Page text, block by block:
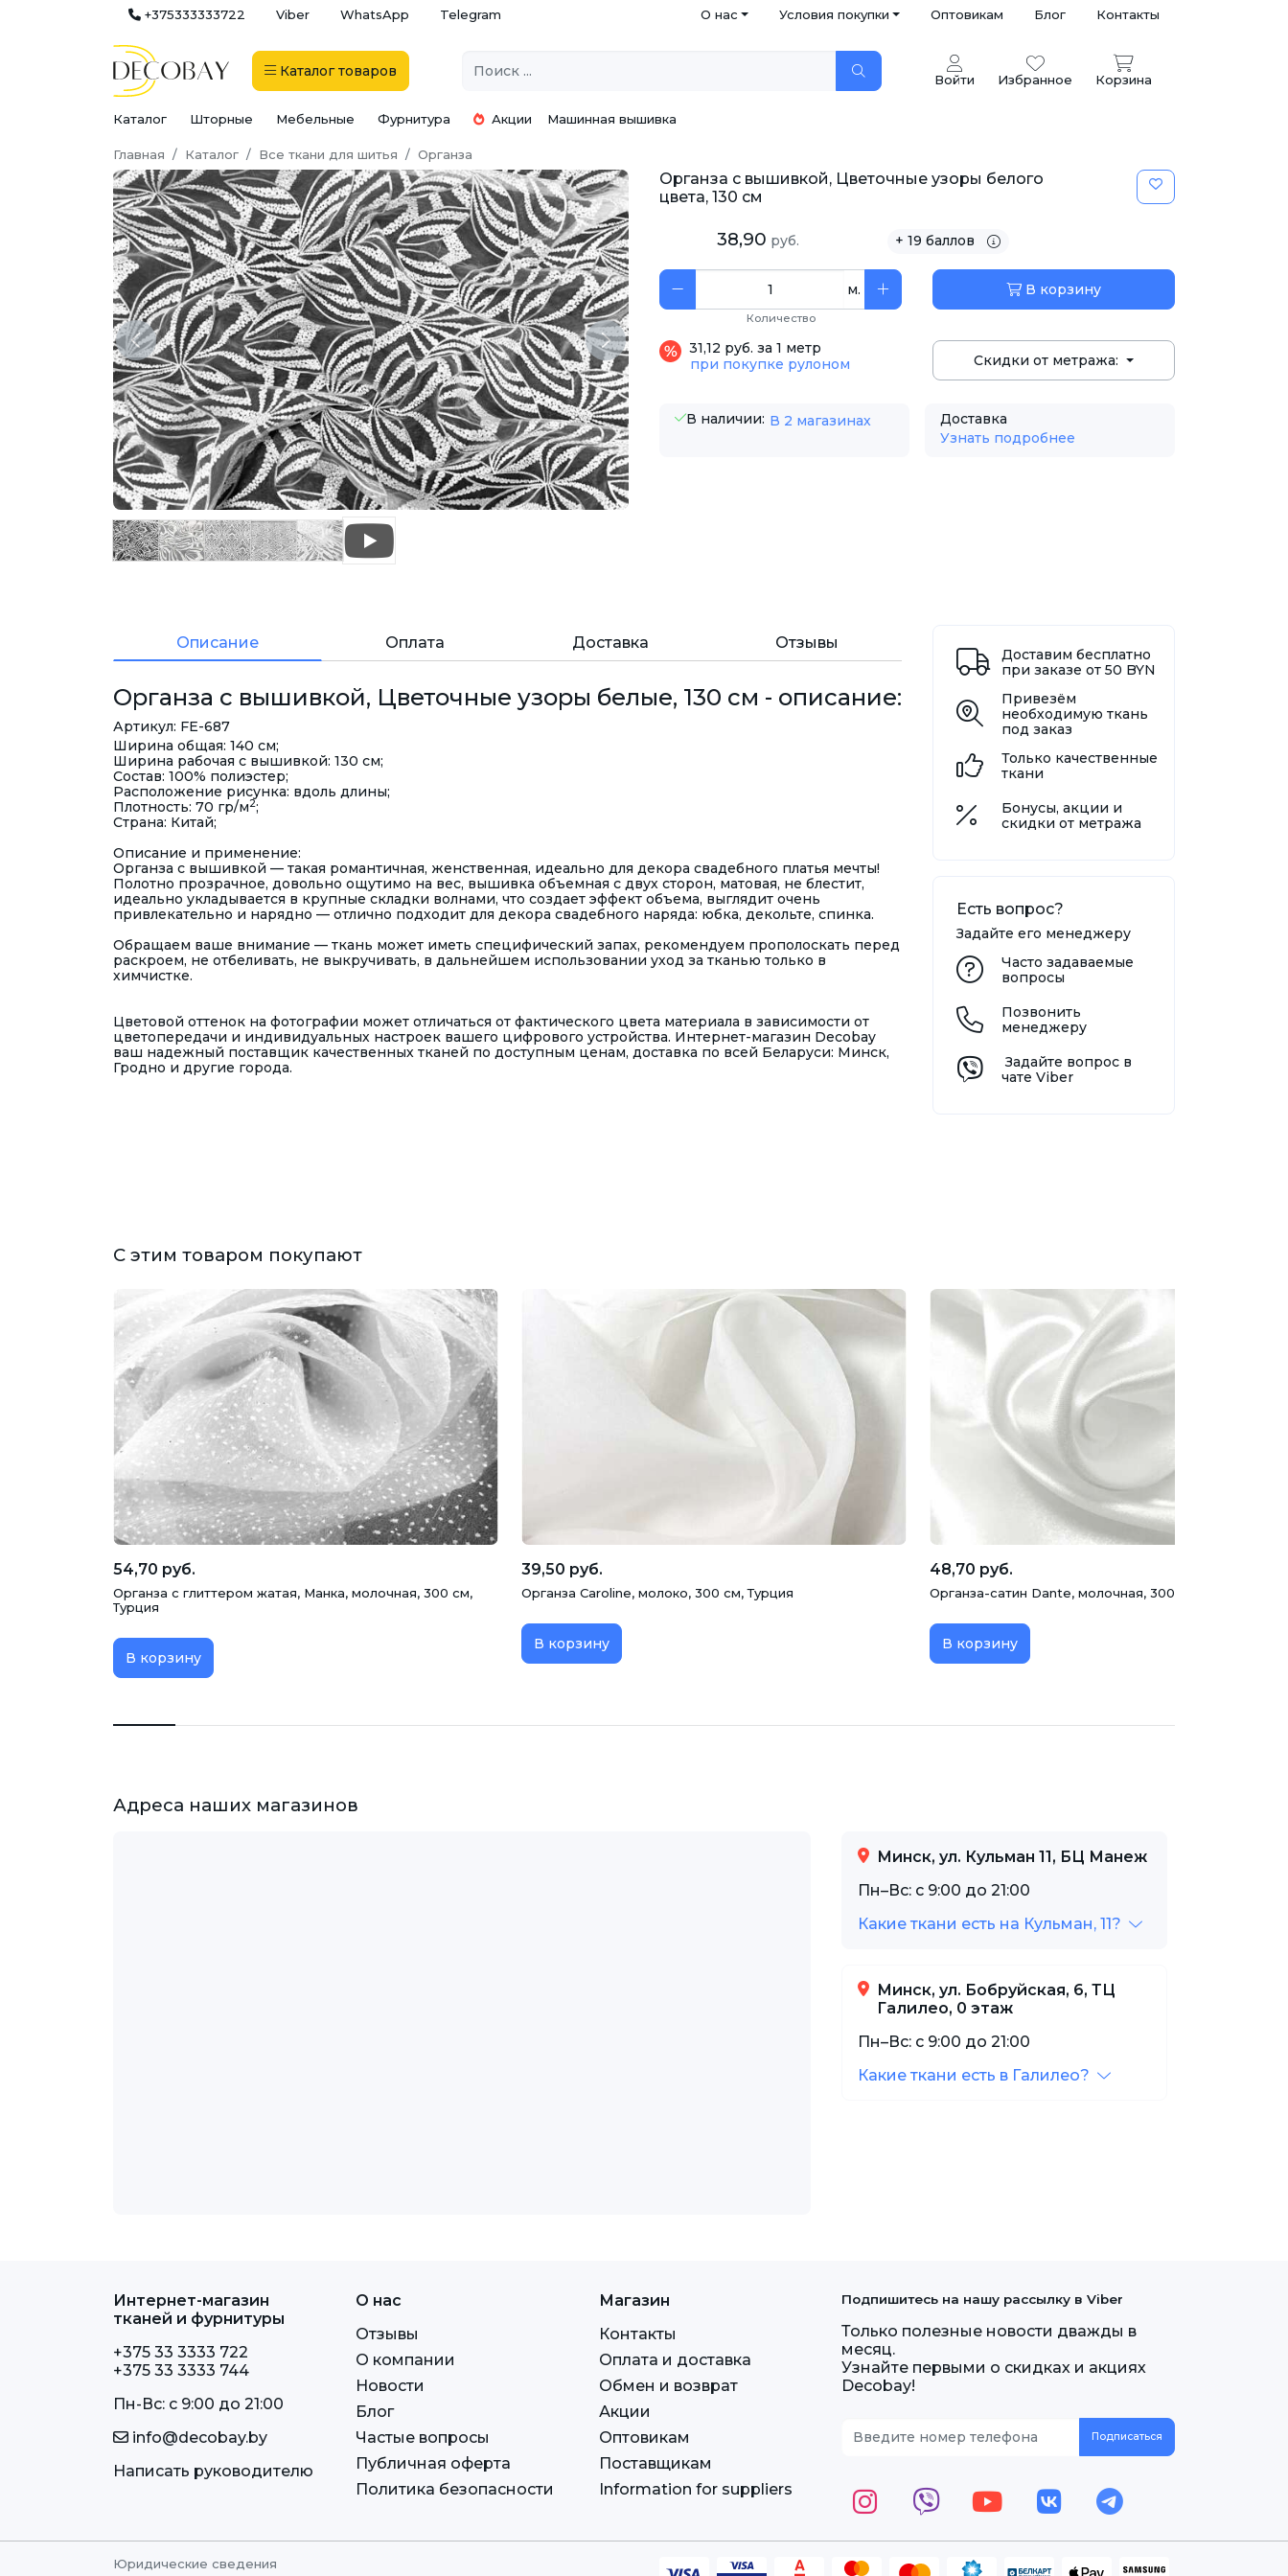
+375333333722 Viber WhatsApp Telegram О нас Условия покупки Оптовикам Блог Контакты
Каталог товаров Войти Избранное Корзина
Каталог Шторные Мебельные Фурнитура Акции Машинная вышивка
Главная Каталог Все ткани для шитья Органза
Previous Next
Органза с вышивкой, Цветочные узоры белого
цвета, 130 см
38,90 руб. + 19 баллов
м.
Количество
В корзину
31,12 руб. за 1 метр
при покупке рулоном
Скидки от метража:
В наличии: В 2 магазинах
Доставка
Узнать подробнее
Описание Оплата Доставка Отзывы
Органза с вышивкой, Цветочные узоры белые, 130 см - описание:
Артикул: FE-687
Ширина общая: 140 см;
Ширина рабочая с вышивкой: 130 см;
Состав: 100% полиэстер;
Расположение рисунка: вдоль длины;
Плотность: 70 гр/м2;
Страна: Китай;
Описание и применение:
Органза с вышивкой — такая романтичная, женственная, идеально для декора свадебного платья мечты!
Полотно прозрачное, довольно ощутимо на вес, вышивка объемная с двух сторон, матовая, не блестит,
идеально укладывается в крупные складки волнами, что создает эффект объема, выглядит очень
привлекательно и нарядно — отлично подходит для декора свадебного наряда: юбка, декольте, спинка.
Обращаем ваше внимание — ткань может иметь специфический запах, рекомендуем прополоскать перед
раскроем, не отбеливать, не выкручивать, в дальнейшем использовании уход за тканью только в
химчистке.
Цветовой оттенок на фотографии может отличаться от фактического цвета материала в зависимости от
цветопередачи и индивидуальных настроек вашего цифрового устройства. Интернет-магазин Decobay
ваш надежный поставщик качественных тканей по доступным ценам, доставка по всей Беларуси: Минск,
Гродно и другие города.
Доставим бесплатно
при заказе от 50 BYN
Привезём
необходимую ткань
под заказ
Только качественные
ткани
Бонусы, акции и
скидки от метража
Есть вопрос?
Задайте его менеджеру
Часто задаваемые
вопросы
Позвонить
менеджеру
Задайте вопрос в
чате Viber
С этим товаром покупают
54,70 руб.
Органза с глиттером жатая, Манка, молочная, 300 см,
Турция
В корзину
39,50 руб.
Органза Caroline, молоко, 300 см, Турция
В корзину
48,70 руб.
Органза-сатин Dante, молочная, 300 см, Турция
В корзину
Адреса наших магазинов
Минск, ул. Кульман 11, БЦ Манеж
Пн–Вс: с 9:00 до 21:00
Какие ткани есть на Кульман, 11?
Минск, ул. Бобруйская, 6, ТЦ
Галилео, 0 этаж
Пн–Вс: с 9:00 до 21:00
Какие ткани есть в Галилео?
Интернет-магазин
тканей и фурнитуры
+375 33 3333 722
+375 33 3333 744
Пн-Вс: c 9:00 до 21:00
info@decobay.by
Написать руководителю
О нас
Отзывы
О компании
Новости
Блог
Частые вопросы
Публичная оферта
Политика безопасности
Магазин
Контакты
Оплата и доставка
Обмен и возврат
Акции
Оптовикам
Поставщикам
Information for suppliers
Подпишитесь на нашу рассылку в Viber
Только полезные новости дважды в
месяц.
Узнайте первыми о скидках и акциях
Decobay!
Юридические сведения